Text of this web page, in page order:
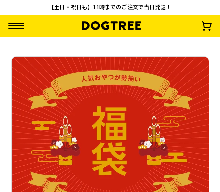
【土日・祝日も】11時までのご注文で当日発送！
【先着100名様限
定】やわらか乳酸菌
スティック3種セッ
ト 無料プレゼント
(税込)
【お一人様1回限
り・送料無料】おや
つお試し10点セッ
ト
¥2,500 (税込)
ターキーアキレス M
約30g
¥1,485 (税込)
さつまいもワッフ
¥792 (税込)